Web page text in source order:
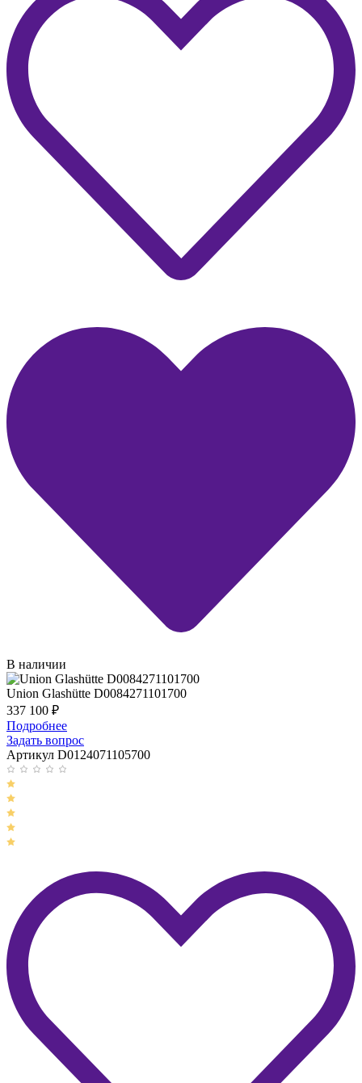
В наличии
Union Glashütte D0084271101700
337 100 ₽
Подробнее
Задать вопрос
Артикул D0124071105700